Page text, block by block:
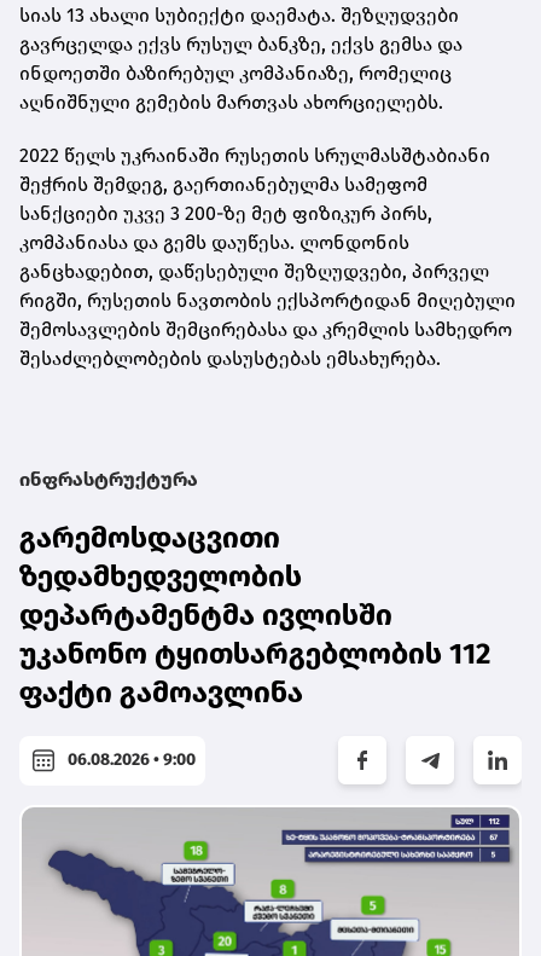
სიას 13 ახალი სუბიექტი დაემატა. შეზღუდვები
გავრცელდა ექვს რუსულ ბანკზე, ექვს გემსა და
ინდოეთში ბაზირებულ კომპანიაზე, რომელიც
აღნიშნული გემების მართვას ახორციელებს.
2022 წელს უკრაინაში რუსეთის სრულმასშტაბიანი
შეჭრის შემდეგ, გაერთიანებულმა სამეფომ
სანქციები უკვე 3 200-ზე მეტ ფიზიკურ პირს,
კომპანიასა და გემს დაუწესა. ლონდონის
განცხადებით, დაწესებული შეზღუდვები, პირველ
რიგში, რუსეთის ნავთობის ექსპორტიდან მიღებული
შემოსავლების შემცირებასა და კრემლის სამხედრო
შესაძლებლობების დასუსტებას ემსახურება.
ინფრასტრუქტურა
გარემოსდაცვითი
ზედამხედველობის
დეპარტამენტმა ივლისში
უკანონო ტყითსარგებლობის 112
ფაქტი გამოავლინა
06.08.2026 • 9:00